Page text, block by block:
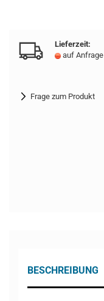
Lieferzeit:
auf Anfrage
Frage zum Produkt
BESCHREIBUNG